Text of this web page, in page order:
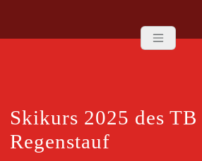
springen
TB
Skikurs 2025 des
Regenstauf